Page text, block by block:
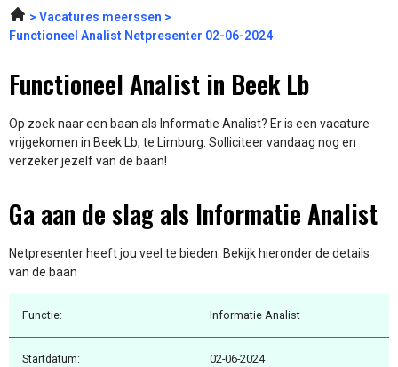
Vacatures meerssen
Functioneel Analist Netpresenter 02-06-2024
Functioneel Analist in Beek Lb
Op zoek naar een baan als Informatie Analist? Er is een vacature
vrijgekomen in Beek Lb, te Limburg. Solliciteer vandaag nog en
verzeker jezelf van de baan!
Ga aan de slag als Informatie Analist
Netpresenter heeft jou veel te bieden. Bekijk hieronder de details
van de baan
Functie: Informatie Analist
Startdatum: 02-06-2024